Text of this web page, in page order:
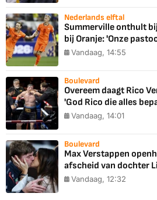
Nederlands elftal
Summerville onthult
bij Oranje: 'Onze
Vandaag, 14:55
Boulevard
Overeem daagt Rico
'God Rico die alles
Vandaag, 14:01
Boulevard
Max Verstappen
afscheid van dochter
Vandaag, 12:32